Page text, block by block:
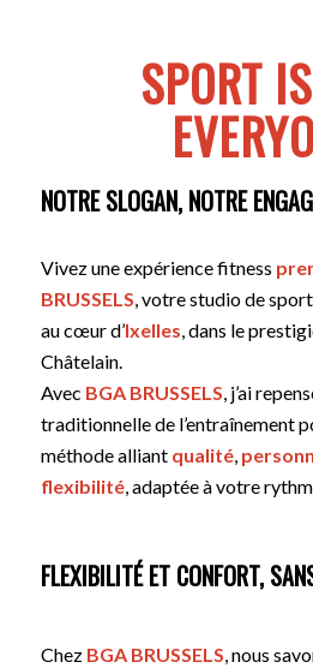
SPORT
NOTRE SLOGAN, NOTRE
Vivez une expérience fitness
BRUSSELS , votre studio de
au cœur d’Ixelles , dans le
Châtelain.
Avec BGA BRUSSELS , j’ai
traditionnelle de l’entraînement
méthode alliant qualité,
flexibilité, adaptée à votre
FLEXIBILITÉ ET CONFORT,
Chez BGA BRUSSELS , nous